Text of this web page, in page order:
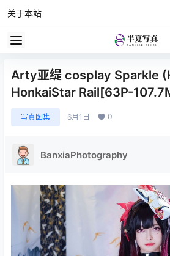
关于本站
Arty亚缇 cosplay Sparkle
HonkaiStar Rail[63P-
写真图集 6月1日 0
BanxiaPhotography